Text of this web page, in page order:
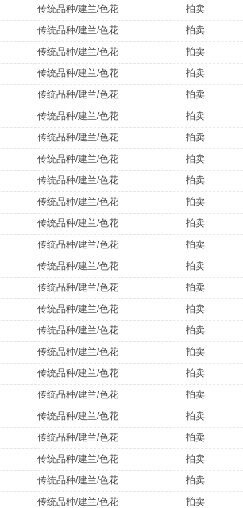
传统品种/建兰/色花 拍卖
传统品种/建兰/色花 拍卖
传统品种/建兰/色花 拍卖
传统品种/建兰/色花 拍卖
传统品种/建兰/色花 拍卖
传统品种/建兰/色花 拍卖
传统品种/建兰/色花 拍卖
传统品种/建兰/色花 拍卖
传统品种/建兰/色花 拍卖
传统品种/建兰/色花 拍卖
传统品种/建兰/色花 拍卖
传统品种/建兰/色花 拍卖
传统品种/建兰/色花 拍卖
传统品种/建兰/色花 拍卖
传统品种/建兰/色花 拍卖
传统品种/建兰/色花 拍卖
传统品种/建兰/色花 拍卖
传统品种/建兰/色花 拍卖
传统品种/建兰/色花 拍卖
传统品种/建兰/色花 拍卖
传统品种/建兰/色花 拍卖
传统品种/建兰/色花 拍卖
传统品种/建兰/色花 拍卖
传统品种/建兰/色花 拍卖